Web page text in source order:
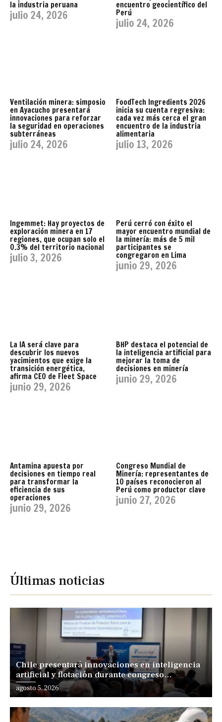
la industria peruana
julio 24, 2026
encuentro geocientífico del
Perú
julio 24, 2026
Ventilación minera: simposio
en Ayacucho presentará
innovaciones para reforzar
la seguridad en operaciones
subterráneas
julio 24, 2026
FoodTech Ingredients 2026
inicia su cuenta regresiva:
cada vez más cerca el gran
encuentro de la industria
alimentaria
julio 13, 2026
Ingemmet: Hay proyectos de
exploración minera en 17
regiones, que ocupan solo el
0.3% del territorio nacional
julio 3, 2026
Perú cerró con éxito el
mayor encuentro mundial de
la minería: más de 5 mil
participantes se
congregaron en Lima
junio 29, 2026
La IA será clave para
descubrir los nuevos
yacimientos que exige la
transición energética,
afirma CEO de Fleet Space
junio 29, 2026
BHP destaca el potencial de
la inteligencia artificial para
mejorar la toma de
decisiones en minería
junio 29, 2026
Antamina apuesta por
decisiones en tiempo real
para transformar la
eficiencia de sus
operaciones
junio 29, 2026
Congreso Mundial de
Minería: representantes de
10 países reconocieron al
Perú como productor clave
junio 27, 2026
Últimas noticias
Chile presentará innovaciones en inteligencia
artificial y flotación durante congreso
internacional en Lima
agosto 5, 2026